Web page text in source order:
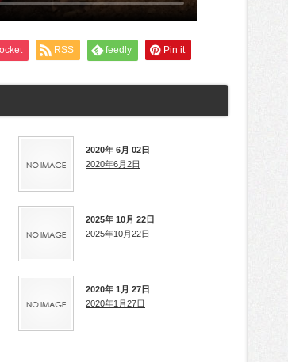
RSS feedly Pin it
2020年 6月 02日
2020年6月2日
2025年 10月 22日
2025年10月22日
2020年 1月 27日
2020年1月27日